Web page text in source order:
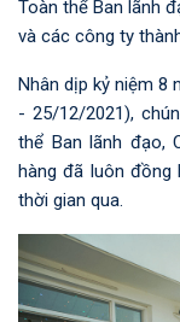
Toàn thể Ban lãnh
và các công ty
Nhân dịp kỷ niệm 8
- 25/12/2021),
thể Ban lãnh đạo,
hàng đã luôn
thời gian qua.